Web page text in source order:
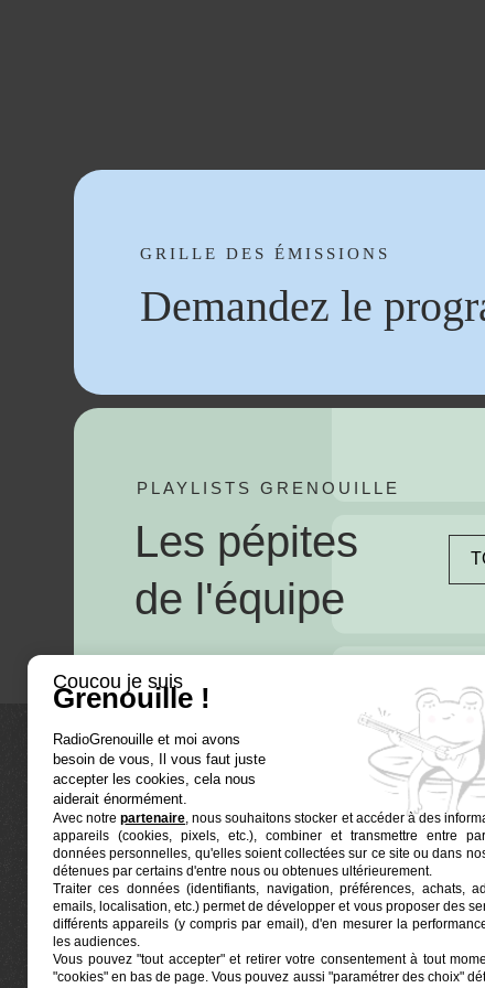
GRILLE DES ÉMISSIONS
Demandez le
PLAYLISTS GRENOUILLE
Les pépites
de l'équipe
Euphonia est le partenaire producteur de Radio
Grenouille, radio associative marseillaise.
Locaux situés à la Friche Belle de Mai
41, rue Jobin — 13003 Marseille
La radio
Ré-
Actualités
Coucou je suis
Grenouille !
RadioGrenouille et moi avons
besoin de vous, Il vous faut juste
accepter les cookies, cela nous
aiderait énormément.
Avec notrepartenaire, nous souhaitons stocker et accéder à des
appareils (cookies, pixels, etc.), combiner et transmettre entre
données personnelles, qu'elles soient collectées sur ce site ou dans
détenues par certains d'entre nous ou obtenues ultérieurement.
Traiter ces données (identifiants, navigation, préférences, achats,
emails, localisation, etc.) permet de développer et vous proposer des
différents appareils (y compris par email), d'en mesurer la
les audiences.
Vous pouvez "tout accepter" et retirer votre consentement à tout
"cookies" en bas de page. Vous pouvez aussi "paramétrer des choix"